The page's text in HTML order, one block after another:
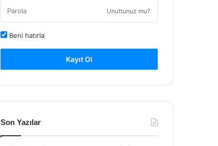
Unuttunuz mu?
Beni hatırla
Kayıt Ol
Son Yazılar